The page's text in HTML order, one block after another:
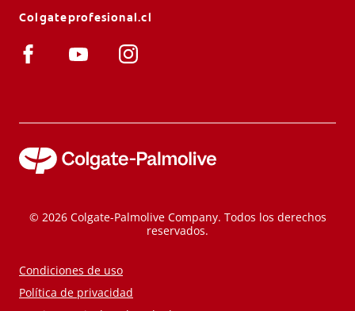
Colgateprofesional.cl
© 2026 Colgate-Palmolive Company. Todos los derechos
reservados.
Condiciones de uso
Política de privacidad